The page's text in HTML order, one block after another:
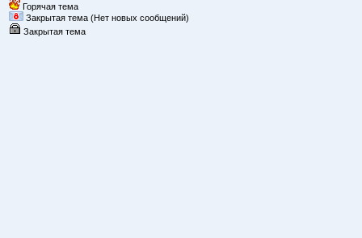
Горячая тема
Закрытая тема (Нет новых сообщений)
Закрытая тема